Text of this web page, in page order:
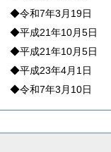
◆令和7年3月19日
◆平成21年10月5日
◆平成21年10月5日
◆平成23年4月1日
◆令和7年3月10日